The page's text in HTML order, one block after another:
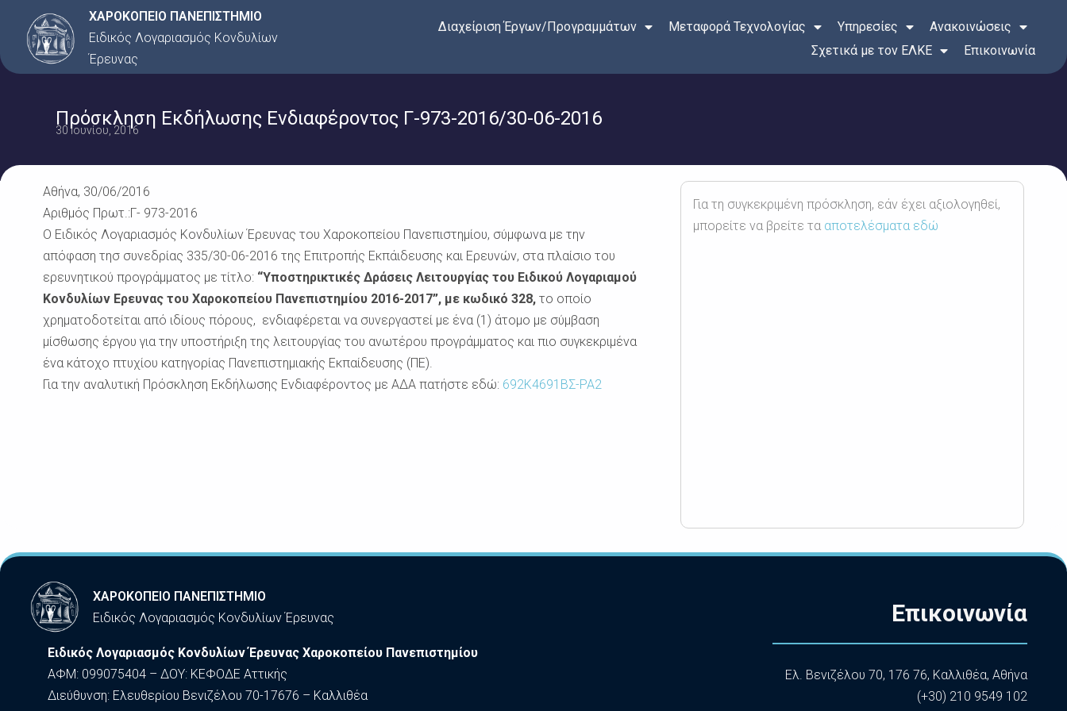
Μετάβαση
περιεχόμενο
ΧΑΡΟΚΟΠΕΙΟ ΠΑΝΕΠΙΣΤΗΜΙΟ
Ειδικός Λογαριασμός Κονδυλίων
Έρευνας
Διαχείριση Έργων/Προγραμμάτων Μεταφορά Τεχνολογίας Υπηρεσίες
Ανακοινώσεις
Σχετικά με τον ΕΛΚΕ
Επικοινωνία
Πρόσκληση Εκδήλωσης Ενδιαφέροντος Γ-973-2016/30-06-2016
30 Ιουνίου, 2016
Αθήνα, 30/06/2016
Αριθμός Πρωτ.:Γ- 973-2016
Ο Ειδικός Λογαριασμός Κονδυλίων Έρευνας του Χαροκοπείου Πανεπιστημίου, σύμφωνα με την
απόφαση τησ συνεδρίας 335/30-06-2016 της Επιτροπής Εκπάιδευσης και Ερευνών, στα πλαίσιο του
ερευνητικού προγράμματος με τίτλο: “Υποστηρικτικές Δράσεις Λειτουργίας του Ειδικού Λογαριαμού
Κονδυλίων Ερευνας του Χαροκοπείου Πανεπιστημίου 2016-2017”, με κωδικό 328, το οποίο
χρηματοδοτείται από ιδίους πόρους, ενδιαφέρεται να συνεργαστεί με ένα (1) άτομο με σύμβαση
μίσθωσης έργου για την υποστήριξη της λειτουργίας του ανωτέρου προγράμματος και πιο συγκεκριμένα
ένα κάτοχο πτυχίου κατηγορίας Πανεπιστημιακής Εκπαίδευσης (ΠΕ).
Για την αναλυτική Πρόσκληση Εκδήλωσης Ενδιαφέροντος με ΑΔΑ πατήστε εδώ: 692Κ4691ΒΣ-ΡΑ2
Για τη συγκεκριμένη πρόσκληση, εάν έχει αξιολογηθεί,
μπορείτε να βρείτε τα αποτελέσματα εδώ
ΧΑΡΟΚΟΠΕΙΟ ΠΑΝΕΠΙΣΤΗΜΙΟ
Ειδικός Λογαριασμός Κονδυλίων Έρευνας
Ειδικός Λογαριασμός Κονδυλίων Έρευνας Χαροκοπείου Πανεπιστημίου
ΑΦΜ: 099075404 – ΔΟΥ: ΚΕΦΟΔΕ Αττικής
Διεύθυνση: Ελευθερίου Βενιζέλου 70-17676 – Καλλιθέα
Επικοινωνία
Ελ. Βενιζέλου 70, 176 76, Καλλιθέα, Αθήνα
(+30) 210 9549 102